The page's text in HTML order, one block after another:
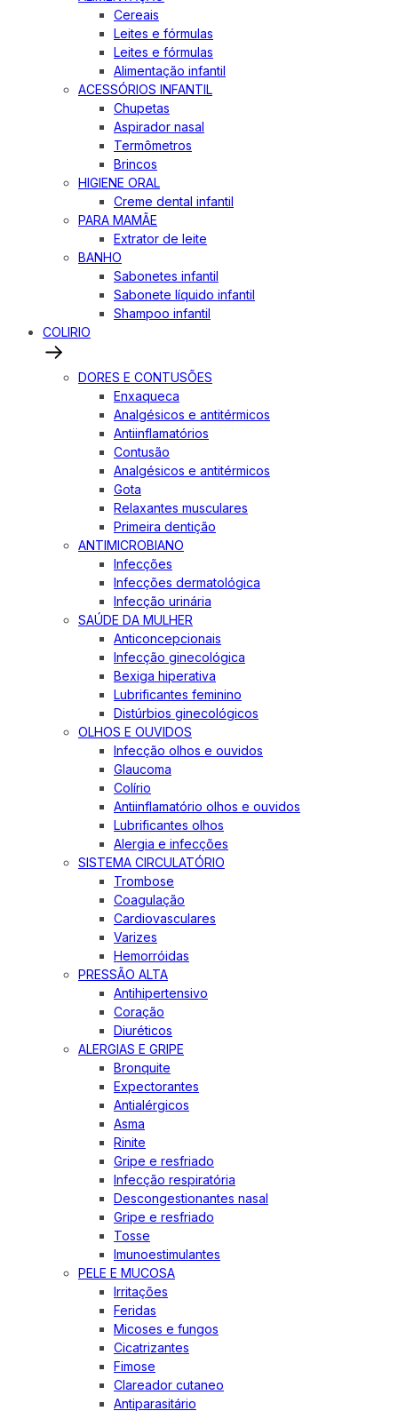
Cereais
Leites e fórmulas
Leites e fórmulas
Alimentação infantil
ACESSÓRIOS INFANTIL
Chupetas
Aspirador nasal
Termômetros
Brincos
HIGIENE ORAL
Creme dental infantil
PARA MAMÃE
Extrator de leite
BANHO
Sabonetes infantil
Sabonete líquido infantil
Shampoo infantil
COLIRIO
DORES E CONTUSÕES
Enxaqueca
Analgésicos e antitérmicos
Antiinflamatórios
Contusão
Analgésicos e antitérmicos
Gota
Relaxantes musculares
Primeira dentição
ANTIMICROBIANO
Infecções
Infecções dermatológica
Infecção urinária
SAÚDE DA MULHER
Anticoncepcionais
Infecção ginecológica
Bexiga hiperativa
Lubrificantes feminino
Distúrbios ginecológicos
OLHOS E OUVIDOS
Infecção olhos e ouvidos
Glaucoma
Colírio
Antiinflamatório olhos e ouvidos
Lubrificantes olhos
Alergia e infecções
SISTEMA CIRCULATÓRIO
Trombose
Coagulação
Cardiovasculares
Varizes
Hemorróidas
PRESSÃO ALTA
Antihipertensivo
Coração
Diuréticos
ALERGIAS E GRIPE
Bronquite
Expectorantes
Antialérgicos
Asma
Rinite
Gripe e resfriado
Infecção respiratória
Descongestionantes nasal
Gripe e resfriado
Tosse
Imunoestimulantes
PELE E MUCOSA
Irritações
Feridas
Micoses e fungos
Cicatrizantes
Fimose
Clareador cutaneo
Antiparasitário